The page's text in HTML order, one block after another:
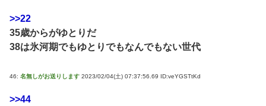
>>22
35歳からがゆとりだ
38は氷河期でもゆとりでもなんでもない世代
46: 名無しがお送りします 2023/02/04(土) 07:37:56.69 ID:veYGSTtKd
>>44